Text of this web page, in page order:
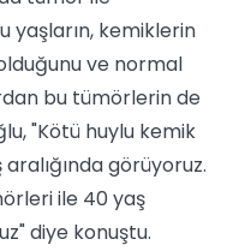
yaşların, kemiklerin
ve normal
bu tümörlerin de
"Kötü huylu kemik
görüyoruz.
ile 40 yaş
diye konuştu.